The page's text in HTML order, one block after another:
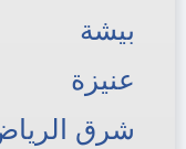
بيشة
عنيزة
شرق الرياض